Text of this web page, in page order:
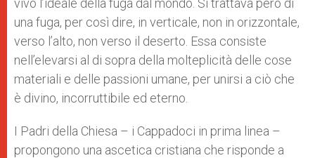
vivo l’ideale della fuga dal mondo. Si trattava però di
una fuga, per così dire, in verticale, non in orizzontale,
verso l’alto, non verso il deserto. Essa consiste
nell’elevarsi al di sopra della molteplicità delle cose
materiali e delle passioni umane, per unirsi a ciò che
è divino, incorruttibile ed eterno.
I Padri della Chiesa – i Cappadoci in prima linea –
propongono una ascetica cristiana che risponde a